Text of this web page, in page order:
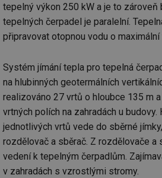
tepelný výkon 250 kW a je to zároveň
tepelných čerpadel je paralelní.
připravovat otopnou vodu o maximální
Systém jímání tepla pro tepelná
na hlubinných geotermálních
realizováno 27 vrtů o hloubce 135 m
vrtných polích na zahradách u
jednotlivých vrtů vede do sběrné
rozdělovač a sběrač. Z rozdělovače a
vedení k tepelným čerpadlům.
v zahradách s vzrostlými stromy.